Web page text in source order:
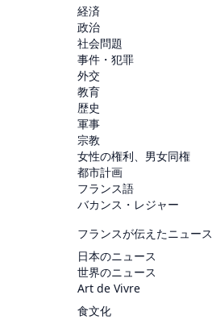
経済
政治
社会問題
事件・犯罪
外交
教育
歴史
軍事
宗教
女性の権利、男女同権
都市計画
フランス語
バカンス・レジャー
フランスが伝えたニュース
日本のニュース
世界のニュース
Art de Vivre
食文化